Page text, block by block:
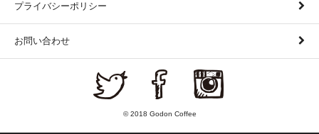
プライバシーポリシー
お問い合わせ
© 2018 Godon Coffee